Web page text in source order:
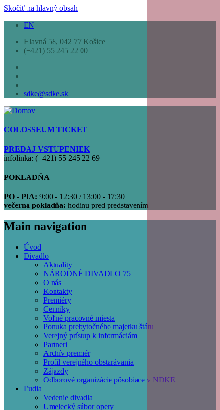
Skočiť na hlavný obsah
EN
Hlavná 58, 042 77 Košice
(+421) 55 245 22 00
sdke@sdke.sk
COLOSSEUM TICKET
PREDAJ VSTUPENIEK
infolinka: (+421) 55 245 22 69
POKLADŇA
PO - PIA: 9:00 - 12:30 / 13:00 - 17:30
večerná pokladňa: hodinu pred predstavením
Main navigation
Úvod
Divadlo
Aktuality
NÁRODNÉ DIVADLO 75
O nás
Kontakty
Premiéry
Cenníky
Voľné pracovné miesta
Ponuka prebytočného majetku štátu
Verejný prístup k informáciám
Partneri
Archív premiér
Profil verejného obstarávania
Zájazdy
Odborové organizácie pôsobiace v NDKE
Ľudia
Vedenie divadla
Umelecký súbor opery